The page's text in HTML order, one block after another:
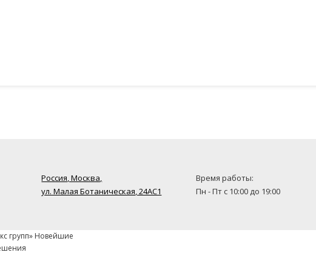
Россия, Москва,
ул. Малая Ботаническая, 24AC1
Время работы:
Пн - Пт с 10:00 до 19:00
групп» Новейшие